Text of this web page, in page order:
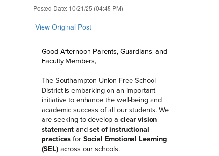
Posted Date: 10/21/25 (04:45 PM)
View Original Post
Good Afternoon Parents, Guardians, and
Faculty Members,
The Southampton Union Free School
District is embarking on an important
initiative to enhance the well-being and
academic success of all our students. We
are seeking to develop a clear vision
statementandset of instructional
practicesforSocial Emotional Learning
(SEL)across our schools.